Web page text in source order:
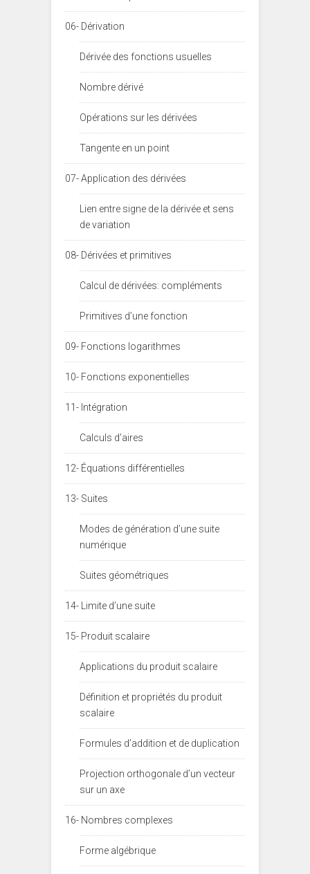
06- Dérivation
Dérivée des fonctions usuelles
Nombre dérivé
Opérations sur les dérivées
Tangente en un point
07- Application des dérivées
Lien entre signe de la dérivée et sens
de variation
08- Dérivées et primitives
Calcul de dérivées: compléments
Primitives d’une fonction
09- Fonctions logarithmes
10- Fonctions exponentielles
11- Intégration
Calculs d’aires
12- Équations différentielles
13- Suites
Modes de génération d’une suite
numérique
Suites géométriques
14- Limite d’une suite
15- Produit scalaire
Applications du produit scalaire
Définition et propriétés du produit
scalaire
Formules d’addition et de duplication
Projection orthogonale d’un vecteur
sur un axe
16- Nombres complexes
Forme algébrique